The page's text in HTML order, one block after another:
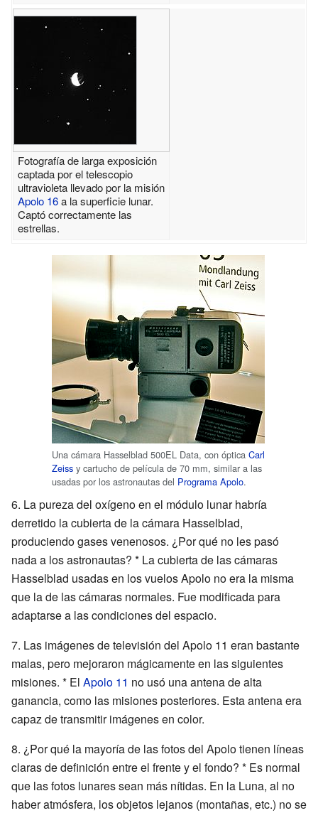
Fotografía de larga exposición
captada por el telescopio
ultravioleta llevado por la misión
Apolo 16a la superficie lunar.
Captó correctamente las
estrellas.
Una cámara Hasselblad 500EL Data, con óptica Carl
Zeiss y cartucho de película de 70 mm, similar a las
usadas por los astronautas del Programa Apolo.
6. La pureza del oxígeno en el módulo lunar habría
derretido la cubierta de la cámara Hasselblad,
produciendo gases venenosos. ¿Por qué no les pasó
nada a los astronautas? * La cubierta de las cámaras
Hasselblad usadas en los vuelos Apolo no era la misma
que la de las cámaras normales. Fue modificada para
adaptarse a las condiciones del espacio.
7. Las imágenes de televisión del Apolo 11 eran bastante
malas, pero mejoraron mágicamente en las siguientes
misiones. * El Apolo 11 no usó una antena de alta
ganancia, como las misiones posteriores. Esta antena era
capaz de transmitir imágenes en color.
8. ¿Por qué la mayoría de las fotos del Apolo tienen líneas
claras de definición entre el frente y el fondo? * Es normal
que las fotos lunares sean más nítidas. En la Luna, al no
haber atmósfera, los objetos lejanos (montañas, etc.) no se